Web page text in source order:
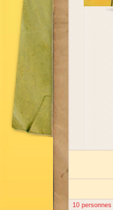
10 personnes